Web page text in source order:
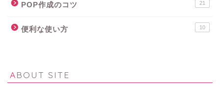
POP作成のコツ 21
便利な使い方 10
ABOUT SITE